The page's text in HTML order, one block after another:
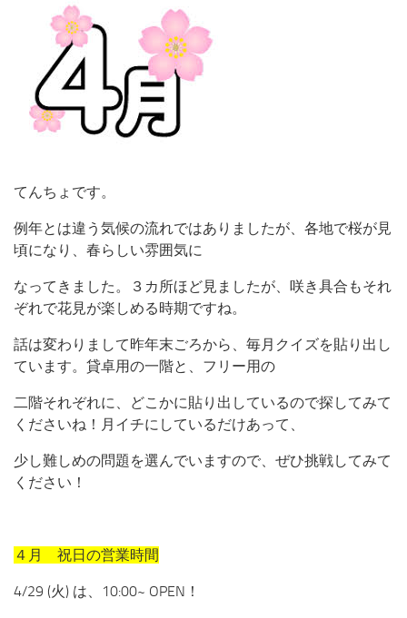
てんちょです。
例年とは違う気候の流れではありましたが、各地で桜が見
頃になり、春らしい雰囲気に
なってきました。３カ所ほど見ましたが、咲き具合もそれ
ぞれで花見が楽しめる時期ですね。
話は変わりまして昨年末ごろから、毎月クイズを貼り出し
ています。貸卓用の一階と、フリー用の
二階それぞれに、どこかに貼り出しているので探してみて
くださいね！月イチにしているだけあって、
少し難しめの問題を選んでいますので、ぜひ挑戦してみて
ください！
４月 祝日の営業時間
4/29 (火) は、10:00~ OPEN！